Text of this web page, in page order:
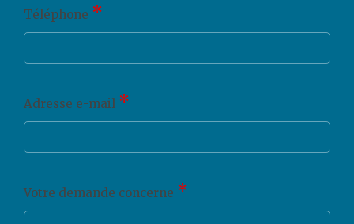
Téléphone *
Adresse e-mail *
Votre demande concerne *